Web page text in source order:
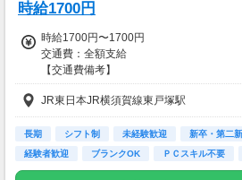
【交通費備考】
※規定あり
時給1700円
時給1700円〜1700円
交通費：全額支給
【交通費備考】
※当社規定あり
給料UPしました！ kkw_bcov2106
JR東日本JR横須賀線東戸塚駅
長期 シフト制 未経験歓迎 新卒・第二
経験者歓迎
ブランクOK ＰＣスキル不要